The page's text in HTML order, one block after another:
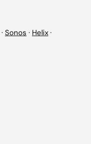
· Sonos · Helix ·